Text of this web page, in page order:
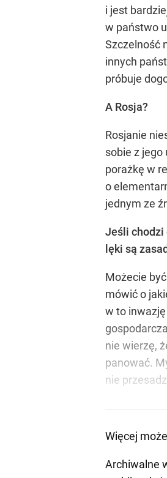
i jest
w państwo
Szczelność
innych
próbuje
A Rosja?
Rosjanie
sobie z jego
porażkę w
o
jednym ze
Jeśli chodzi
lęki są
Możecie
mówić o
w to
nie wierzę,
panować.
nie
Więcej
Archiwalne